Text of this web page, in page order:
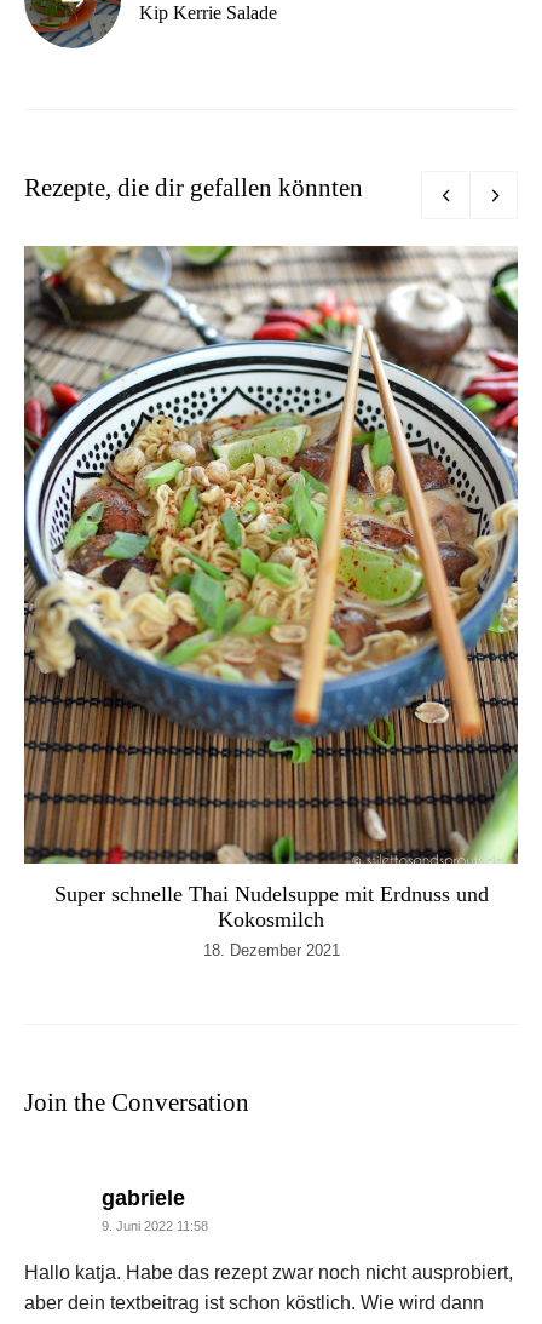
Kip Kerrie Salade
Rezepte, die dir gefallen könnten
Super schnelle Thai Nudelsuppe mit Erdnuss und
Kokosmilch
18. Dezember 2021
Join the Conversation
gabrielesays:
9. Juni 2022 11:58
Hallo katja. Habe das rezept zwar noch nicht ausprobiert,
aber dein textbeitrag ist schon köstlich. Wie wird dann